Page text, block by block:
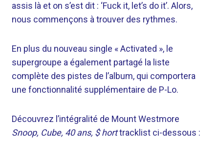
assis là et on s’est dit : ‘Fuck it, let’s do it’. Alors,
nous commençons à trouver des rythmes.
En plus du nouveau single « Activated », le
supergroupe a également partagé la liste
complète des pistes de l’album, qui comportera
une fonctionnalité supplémentaire de P-Lo.
Découvrez l’intégralité de Mount Westmore
Snoop, Cube, 40 ans, $ horttracklist ci-dessous :